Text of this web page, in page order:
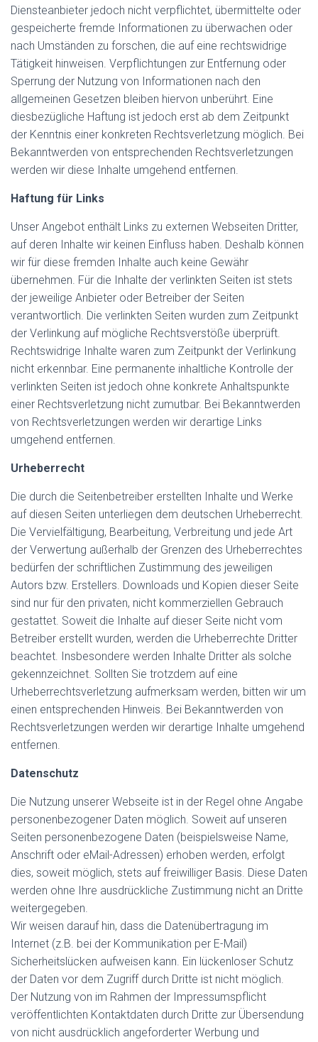
Diensteanbieter jedoch nicht verpflichtet, übermittelte oder
gespeicherte fremde Informationen zu überwachen oder
nach Umständen zu forschen, die auf eine rechtswidrige
Tätigkeit hinweisen. Verpflichtungen zur Entfernung oder
Sperrung der Nutzung von Informationen nach den
allgemeinen Gesetzen bleiben hiervon unberührt. Eine
diesbezügliche Haftung ist jedoch erst ab dem Zeitpunkt
der Kenntnis einer konkreten Rechtsverletzung möglich. Bei
Bekanntwerden von entsprechenden Rechtsverletzungen
werden wir diese Inhalte umgehend entfernen.
Haftung für Links
Unser Angebot enthält Links zu externen Webseiten Dritter,
auf deren Inhalte wir keinen Einfluss haben. Deshalb können
wir für diese fremden Inhalte auch keine Gewähr
übernehmen. Für die Inhalte der verlinkten Seiten ist stets
der jeweilige Anbieter oder Betreiber der Seiten
verantwortlich. Die verlinkten Seiten wurden zum Zeitpunkt
der Verlinkung auf mögliche Rechtsverstöße überprüft.
Rechtswidrige Inhalte waren zum Zeitpunkt der Verlinkung
nicht erkennbar. Eine permanente inhaltliche Kontrolle der
verlinkten Seiten ist jedoch ohne konkrete Anhaltspunkte
einer Rechtsverletzung nicht zumutbar. Bei Bekanntwerden
von Rechtsverletzungen werden wir derartige Links
umgehend entfernen.
Urheberrecht
Die durch die Seitenbetreiber erstellten Inhalte und Werke
auf diesen Seiten unterliegen dem deutschen Urheberrecht.
Die Vervielfältigung, Bearbeitung, Verbreitung und jede Art
der Verwertung außerhalb der Grenzen des Urheberrechtes
bedürfen der schriftlichen Zustimmung des jeweiligen
Autors bzw. Erstellers. Downloads und Kopien dieser Seite
sind nur für den privaten, nicht kommerziellen Gebrauch
gestattet. Soweit die Inhalte auf dieser Seite nicht vom
Betreiber erstellt wurden, werden die Urheberrechte Dritter
beachtet. Insbesondere werden Inhalte Dritter als solche
gekennzeichnet. Sollten Sie trotzdem auf eine
Urheberrechtsverletzung aufmerksam werden, bitten wir um
einen entsprechenden Hinweis. Bei Bekanntwerden von
Rechtsverletzungen werden wir derartige Inhalte umgehend
entfernen.
Datenschutz
Die Nutzung unserer Webseite ist in der Regel ohne Angabe
personenbezogener Daten möglich. Soweit auf unseren
Seiten personenbezogene Daten (beispielsweise Name,
Anschrift oder eMail-Adressen) erhoben werden, erfolgt
dies, soweit möglich, stets auf freiwilliger Basis. Diese Daten
werden ohne Ihre ausdrückliche Zustimmung nicht an Dritte
weitergegeben.
Wir weisen darauf hin, dass die Datenübertragung im
Internet (z.B. bei der Kommunikation per E-Mail)
Sicherheitslücken aufweisen kann. Ein lückenloser Schutz
der Daten vor dem Zugriff durch Dritte ist nicht möglich.
Der Nutzung von im Rahmen der Impressumspflicht
veröffentlichten Kontaktdaten durch Dritte zur Übersendung
von nicht ausdrücklich angeforderter Werbung und